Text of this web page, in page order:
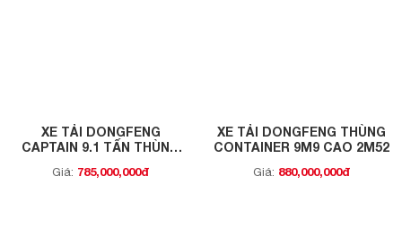
XE TẢI DONGFENG
CAPTAIN 9.1 TẤN THÙNG
Giá: 785,000,000đ
XE TẢI DONGFENG THÙNG
CONTAINER 9M9 CAO 2M52
Giá: 880,000,000đ